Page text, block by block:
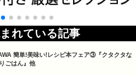
れている記事
簡単!美味い!レシピ本フェア③『クタクタな
ごはん』他